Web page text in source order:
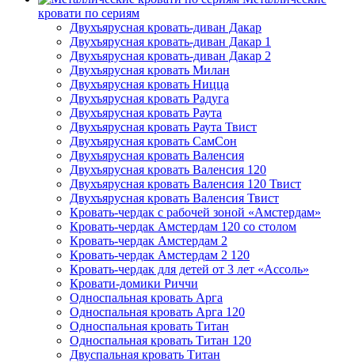
кровати по сериям
Двухъярусная кровать-диван Дакар
Двухъярусная кровать-диван Дакар 1
Двухъярусная кровать-диван Дакар 2
Двухъярусная кровать Милан
Двухъярусная кровать Ницца
Двухъярусная кровать Радуга
Двухъярусная кровать Раута
Двухъярусная кровать Раута Твист
Двухъярусная кровать СамСон
Двухъярусная кровать Валенсия
Двухъярусная кровать Валенсия 120
Двухъярусная кровать Валенсия 120 Твист
Двухъярусная кровать Валенсия Твист
Кровать-чердак с рабочей зоной «Амстердам»
Кровать-чердак Амстердам 120 со столом
Кровать-чердак Амстердам 2
Кровать-чердак Амстердам 2 120
Кровать-чердак для детей от 3 лет «Ассоль»
Кровати-домики Риччи
Односпальная кровать Арга
Односпальная кровать Арга 120
Односпальная кровать Титан
Односпальная кровать Титан 120
Двуспальная кровать Титан